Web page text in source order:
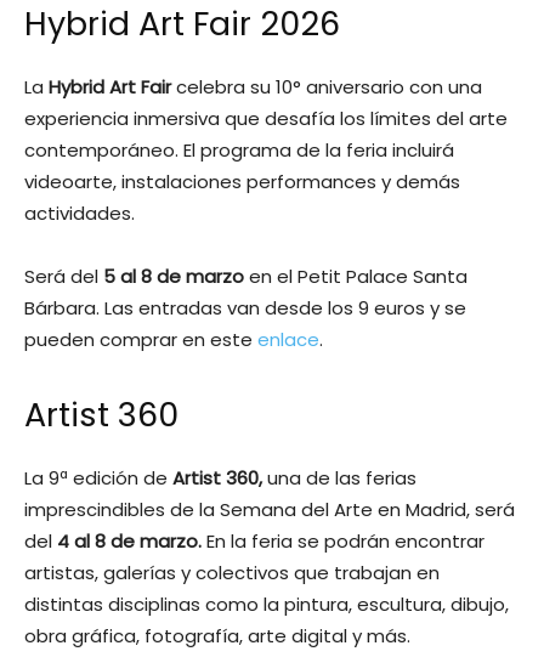
Hybrid Art Fair 2026
La Hybrid Art Faircelebra su 10° aniversario con una
experiencia inmersiva que desafía los límites del arte
contemporáneo. El programa de la feria incluirá
videoarte, instalaciones performances y demás
actividades.
Será del 5 al 8 de marzoen el Petit Palace Santa
Bárbara. Las entradas van desde los 9 euros y se
pueden comprar en este enlace.
Artist 360
La 9ª edición de Artist 360,una de las ferias
imprescindibles de la Semana del Arte en Madrid, será
del 4 al 8 de marzo.En la feria se podrán encontrar
artistas, galerías y colectivos que trabajan en
distintas disciplinas como la pintura, escultura, dibujo,
obra gráfica, fotografía, arte digital y más.